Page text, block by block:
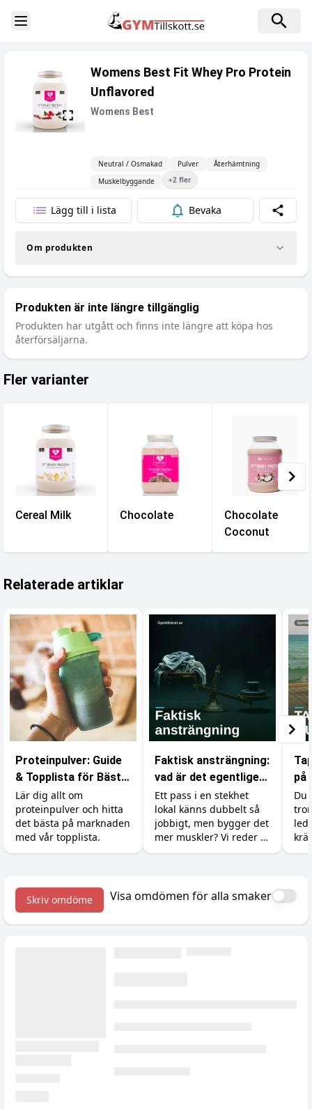
Toggle Sidebar
Womens Best Fit Whey Pro Protein
Unflavored
Womens Best
Neutral / Osmakad Pulver
Återhämtning
Muskelbyggande
+2 fler
Lägg till i lista Bevaka Dela
Om produkten
Produkten är inte längre tillgänglig
Produkten har utgått och finns inte längre att köpa hos
återförsäljarna.
Fler varianter
Cereal Milk Chocolate
Chocolate
Coconut
Relaterade artiklar
Proteinpulver: Guide
& Topplista för Bästa
Resultat
Lär dig allt om
proteinpulver och hitta
det bästa på marknaden
med vår topplista.
Faktisk ansträngning:
vad är det egentligen
som räknas i
gymmet?
Ett pass i en stekhet
lokal känns dubbelt så
jobbigt, men bygger det
mer muskler? Vi reder ut
skillnaden mellan att
kroppen en signal att
på
Du
Skriv omdöme
Visa omdömen för alla smaker